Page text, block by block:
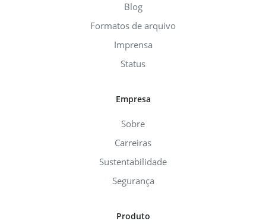
Blog
Formatos de arquivo
Imprensa
Status
Empresa
Sobre
Carreiras
Sustentabilidade
Segurança
Produto